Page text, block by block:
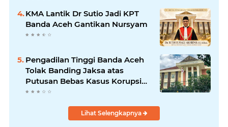
KMA Lantik Dr Sutio Jadi KPT
Banda Aceh Gantikan Nursyam
Pengadilan Tinggi Banda Aceh
Tolak Banding Jaksa atas
Putusan Bebas Kasus Korupsi
Wastafel
Lihat Selengkapnya